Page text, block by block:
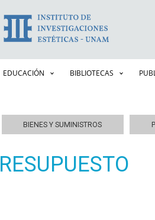
EDUCACIÓN BIBLIOTECAS
BIENES Y SUMINISTROS